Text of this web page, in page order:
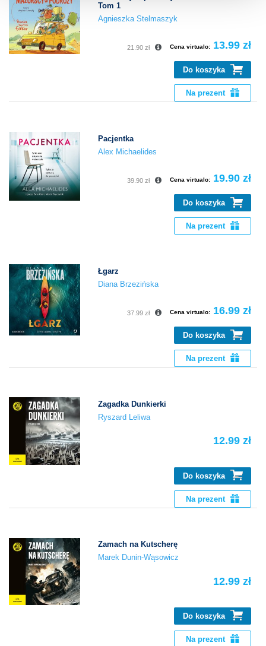
Tom 1
Agnieszka Stelmaszyk
Cena virtualo: 13.99 zł
21.90 zł
Do koszyka
Na prezent
Pacjentka
Alex Michaelides
Cena virtualo: 19.90 zł
39.90 zł
Do koszyka
Na prezent
Łgarz
Diana Brzezińska
Cena virtualo: 16.99 zł
37.99 zł
Do koszyka
Na prezent
Zagadka Dunkierki
Ryszard Leliwa
12.99 zł
Do koszyka
Na prezent
Zamach na Kutscherę
Marek Dunin-Wąsowicz
12.99 zł
Do koszyka
Na prezent